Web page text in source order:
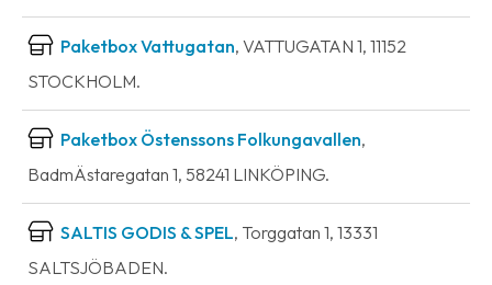
Paketbox Vattugatan, VATTUGATAN 1, 11152
STOCKHOLM.
Paketbox Östenssons Folkungavallen,
BadmÄstaregatan 1, 58241 LINKÖPING.
SALTIS GODIS & SPEL, Torggatan 1, 13331
SALTSJÖBADEN.